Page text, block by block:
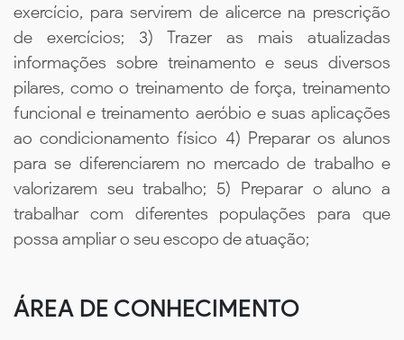
exercício, para servirem de alicerce na prescrição
de exercícios; 3) Trazer as mais atualizadas
informações sobre treinamento e seus diversos
pilares, como o treinamento de força, treinamento
funcional e treinamento aeróbio e suas aplicações
ao condicionamento físico 4) Preparar os alunos
para se diferenciarem no mercado de trabalho e
valorizarem seu trabalho; 5) Preparar o aluno a
trabalhar com diferentes populações para que
possa ampliar o seu escopo de atuação;
ÁREA DE CONHECIMENTO